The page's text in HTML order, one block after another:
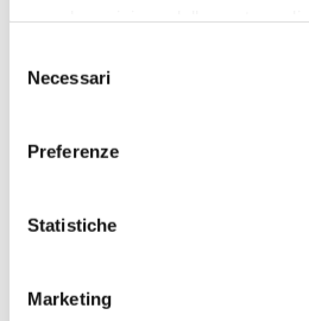
Privacy Policy.
Necessari
Preferenze
Statistiche
Marketing